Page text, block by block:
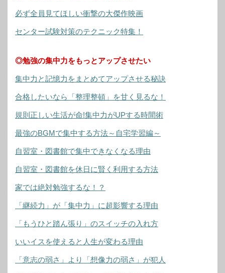
必ず全員見てほしい衝撃の大傑作映画
センター試験対策のテクニック特集！
◎勉強の集中力をもっとアップさせたい
集中力と記憶力をまとめてアップさせる秘訣
合格したいなら「整理整頓」を甘く見るな！
規則正しい生活が命!集中力がUPする時間術
最強のBGMで集中する方法～自宅学習編～
自習室・図書館で集中できなくなる理由
自習室・図書館を休日に賢く利用する方法
家では絶対勉強するな！？
「継続力」が「集中力」に超影響する理由
「もうひと踏ん張り」のスイッチの入れ方
いいイスを使えると人生が変わる理由
「意志の弱さ」より「想像力の弱さ」が犯人